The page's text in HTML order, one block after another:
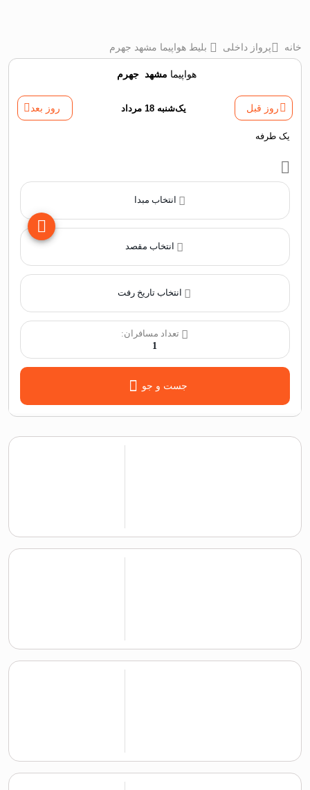
خانه پرواز داخلی بلیط هواپیما مشهد جهرم
هواپیما مشهد ‌جهرم
روز قبل یک‌شنبه 18 مرداد روز بعد
یک طرفه
انتخاب مبدا
انتخاب مقصد
تعداد مسافران:
1
جست و جو